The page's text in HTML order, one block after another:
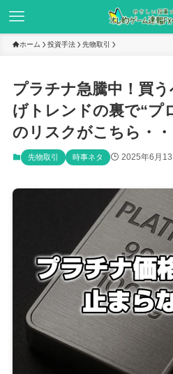
ホーム 投資手法 先物取引
プラチナ急騰中！買
げトレンドの裏で“プ
のリスクがこちら・・
先物取引 時事ネタ 2025年6月13